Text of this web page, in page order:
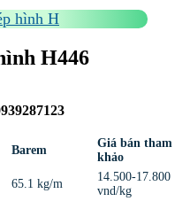
hình H
H446
Barem
Giá bán tham
khảo
65.1 kg/m
14.500-17.800
vnd/kg